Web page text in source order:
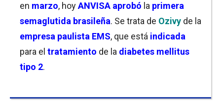
en marzo, hoyANVISA aprobó la primera
semaglutida brasileña. Se trata de Ozivy de la
empresa paulista EMS, que está indicada
para el tratamiento de la diabetes mellitus
tipo 2.